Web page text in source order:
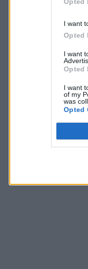
I want
Opted
I want
Opted
I want
of my
was
Opted